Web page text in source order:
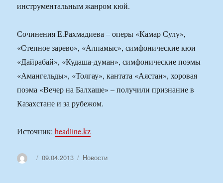
инструментальным жанром кюй.
Сочинения Е.Рахмадиева – оперы «Камар Сулу»,
«Степное зарево», «Алпамыс», симфонические кюи
«Дайрабай», «Кудаша-думан», симфонические поэмы
«Амангельды», «Толгау», кантата «Аястан», хоровая
поэма «Вечер на Балхаше» – получили признание в
Казахстане и за рубежом.
Источник:headline.kz
АвторОпубликовано
09.04.2013 Рубрики
Новости